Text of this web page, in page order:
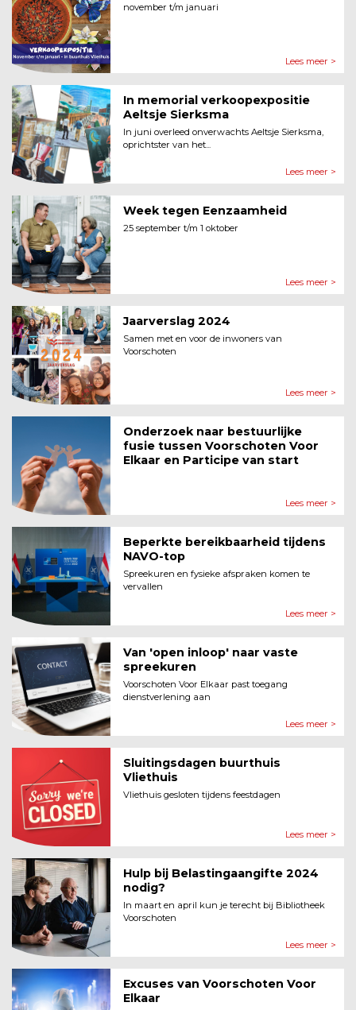
november t/m januari
Lees meer >
In memorial verkoopexpositie
Aeltsje Sierksma
In juni overleed onverwachts Aeltsje Sierksma,
oprichtster van het...
Lees meer >
Week tegen Eenzaamheid
25 september t/m 1 oktober
Lees meer >
Jaarverslag 2024
Samen met en voor de inwoners van
Voorschoten
Lees meer >
Onderzoek naar bestuurlijke
fusie tussen Voorschoten Voor
Elkaar en Participe van start
Lees meer >
Beperkte bereikbaarheid tijdens
NAVO-top
Spreekuren en fysieke afspraken komen te
vervallen
Lees meer >
Van 'open inloop' naar vaste
spreekuren
Voorschoten Voor Elkaar past toegang
dienstverlening aan
Lees meer >
Sluitingsdagen buurthuis
Vliethuis
Vliethuis gesloten tijdens feestdagen
Lees meer >
Hulp bij Belastingaangifte 2024
nodig?
In maart en april kun je terecht bij Bibliotheek
Voorschoten
Lees meer >
Excuses van Voorschoten Voor
Elkaar